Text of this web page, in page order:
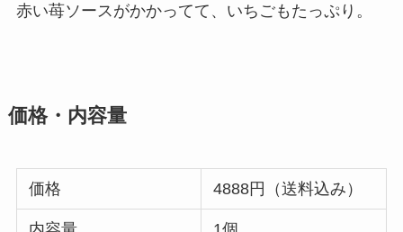
赤い苺ソースがかかってて、いちごもたっぷり。
価格・内容量
価格 4888円（送料込み）